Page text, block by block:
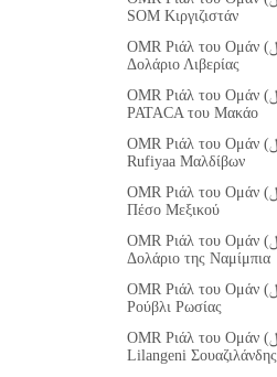
SOM Κιργιζιστάν
Δολάριο Λιβερίας
PATACA του Μακάο
Rufiyaa Μαλδίβων
Πέσο Μεξικού
Δολάριο της Ναμίμπια
Ρούβλι Ρωσίας
Lilangeni Σουαζιλάνδης